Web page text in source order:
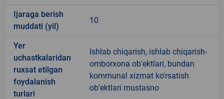
Ijaraga berish
muddati (yil)
10
Yer
uchastkalaridan
ruxsat etilgan
foydalanish
turlari
Ishlab chiqarish, ishlab chiqarish-
omborxona ob'ektlari, bundan
kommunal xizmat ko'rsatish
ob'ektlari mustasno